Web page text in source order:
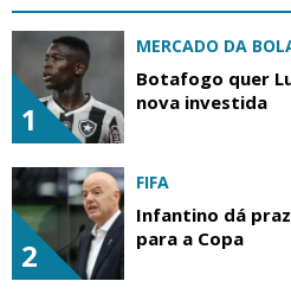
1
MERCADO DA
Botafogo quer
nova investida
2
FIFA
Infantino dá
para a Copa